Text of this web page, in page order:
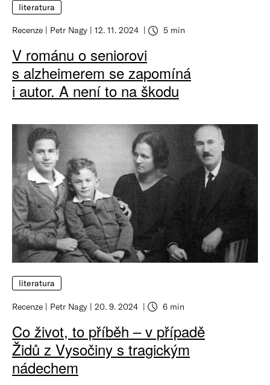
literatura
Recenze Petr Nagy 12. 11. 2024 5 min
V románu o seniorovi
s alzheimerem se zapomíná
i autor. A není to na škodu
literatura
Recenze Petr Nagy 20. 9. 2024 6 min
Co život, to příběh – v případě
Židů z Vysočiny s tragickým
nádechem